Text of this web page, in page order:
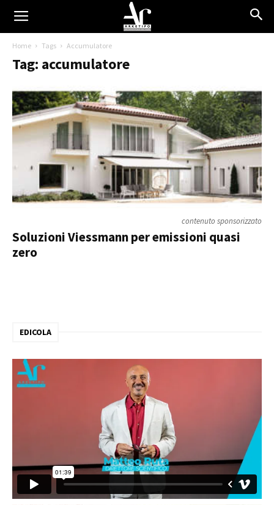
Home Tags Accumulatore
Tag: accumulatore
contenuto sponsorizzato
Soluzioni Viessmann per emissioni quasi
zero
EDICOLA